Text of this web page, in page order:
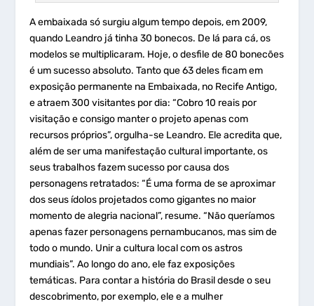
A embaixada só surgiu algum tempo depois, em 2009,
quando Leandro já tinha 30 bonecos. De lá para cá, os
modelos se multiplicaram. Hoje, o desfile de 80 bonecões
é um sucesso absoluto. Tanto que 63 deles ficam em
exposição permanente na Embaixada, no Recife Antigo,
e atraem 300 visitantes por dia: “Cobro 10 reais por
visitação e consigo manter o projeto apenas com
recursos próprios”, orgulha-se Leandro. Ele acredita que,
além de ser uma manifestação cultural importante, os
seus trabalhos fazem sucesso por causa dos
personagens retratados: “É uma forma de se aproximar
dos seus ídolos projetados como gigantes no maior
momento de alegria nacional”, resume. “Não queríamos
apenas fazer personagens pernambucanos, mas sim de
todo o mundo. Unir a cultura local com os astros
mundiais”. Ao longo do ano, ele faz exposições
temáticas. Para contar a história do Brasil desde o seu
descobrimento, por exemplo, ele e a mulher